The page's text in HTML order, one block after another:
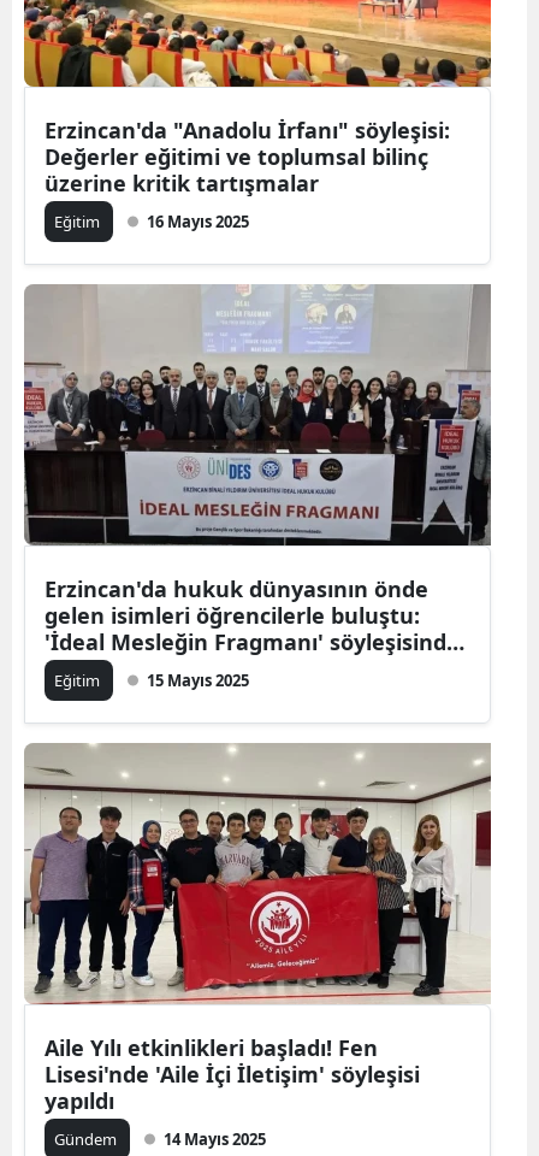
Erzincan'da "Anadolu İrfanı" söyleşisi:
Değerler eğitimi ve toplumsal bilinç
üzerine kritik tartışmalar
Eğitim 16 Mayıs 2025
Erzincan'da hukuk dünyasının önde
gelen isimleri öğrencilerle buluştu:
'İdeal Mesleğin Fragmanı' söyleşisinde
neler konuşuldu?
Eğitim 15 Mayıs 2025
Aile Yılı etkinlikleri başladı! Fen
Lisesi'nde 'Aile İçi İletişim' söyleşisi
yapıldı
Gündem 14 Mayıs 2025